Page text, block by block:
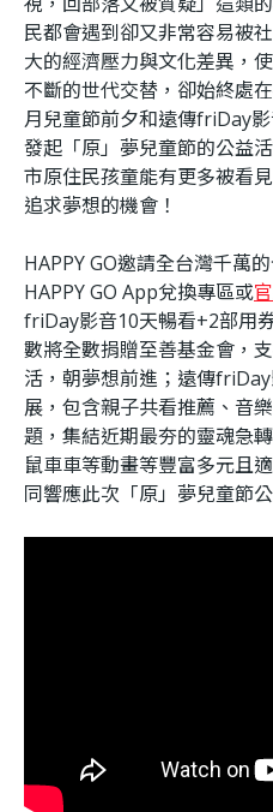
民都會遇到卻又非常容易被
大的經濟壓力與文化差異，
不斷的世代交替，卻始終處
月兒童節前夕和遠傳friDay
發起「原」夢兒童節的公益
市原住民孩童能有更多被看
追求夢想的機會！
HAPPY GO邀請全台灣千萬
HAPPY GO App兌換專區或
friDay影音10天暢看+2部用
數將全數捐贈至善基金會，
活，朝夢想前進；遠傳
展，包含親子共看推薦、音
題，集結近期最夯的靈魂急
鼠車車等動畫等豐富多元且
同響應此次「原」夢兒童節